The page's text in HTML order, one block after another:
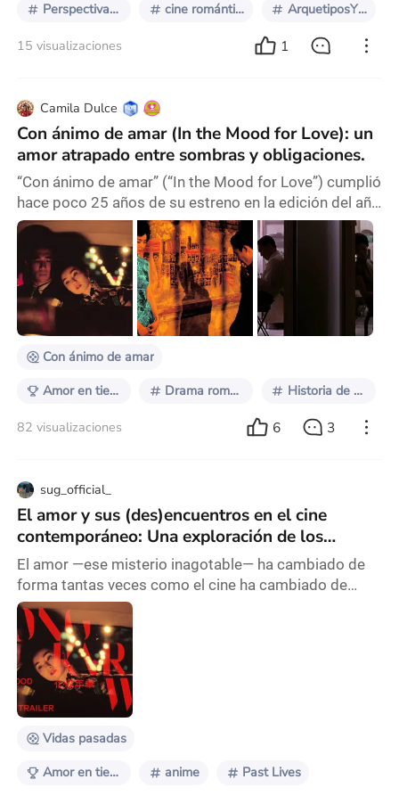
Perspectivas múltiples cine romántico ArquetiposYSombras
15 visualizaciones 1
Camila Dulce
Con ánimo de amar (In the Mood for Love): un
amor atrapado entre sombras y obligaciones.
“Con ánimo de amar” (“In the Mood for Love”) cumplió
hace poco 25 años de su estreno en la edición del año
2000 del Festival de Cannes, donde ganó los premios
a Mejor Actor para Tony Leung y el de Mejor
Fotografía. Una excusa perfecta para revisitar la obra
que consolidó al creador de “Felices juntos” como
uno de los cineastas más influyentes de su
generación. La película empieza con una pantalla
Con ánimo de amar
Amor en tiempos modernos Drama romántico Historia de amor
82 visualizaciones 6 3
sug_official_
El amor y sus (des)encuentros en el cine
contemporáneo: Una exploración de los
nuevos rostros del amor.
El amor —ese misterio inagotable— ha cambiado de
forma tantas veces como el cine ha cambiado de
formato. Lo que antes eran cartas escritas a mano y
encuentros furtivos bajo la lluvia, ahora son mensajes
no leídos, canciones en streaming y llamadas que
nunca se devuelven. Pero algo permanece: el deseo
de conectar, de ser visto, de sentirse en casa dentro
de otro corazón. Este ensayo no pretende def
Vidas pasadas
Amor en tiempos modernos anime Past Lives